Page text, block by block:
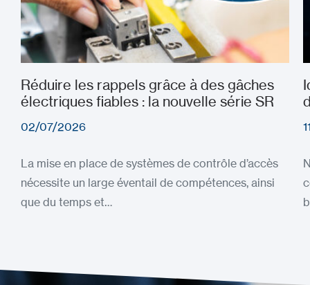
Réduire les rappels grâce à des gâches
électriques fiables : la nouvelle série SR
02/07/2026
La mise en place de systèmes de contrôle d’accès
nécessite un large éventail de compétences, ainsi
que du temps et…